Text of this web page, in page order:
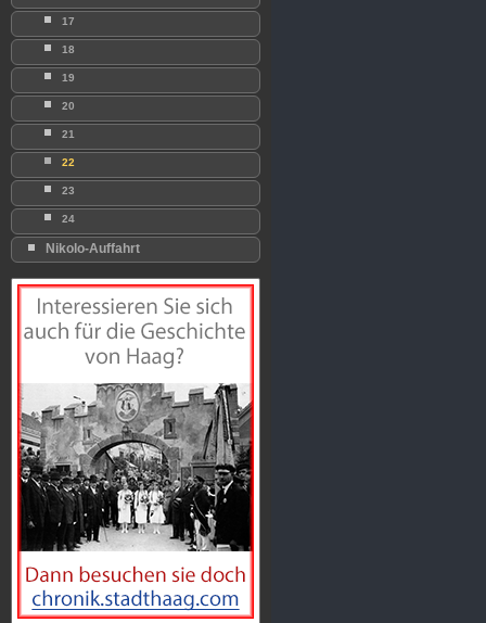
17
18
19
20
21
22
23
24
Nikolo-Auffahrt